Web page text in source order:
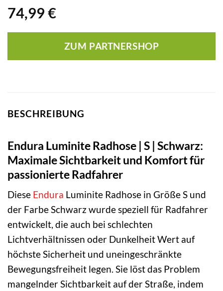
74,99 €
ZUM PARTNERSHOP
BESCHREIBUNG
Endura Luminite Radhose | S | Schwarz:
Maximale Sichtbarkeit und Komfort für
passionierte Radfahrer
Diese Endura Luminite Radhose in Größe S und
der Farbe Schwarz wurde speziell für Radfahrer
entwickelt, die auch bei schlechten
Lichtverhältnissen oder Dunkelheit Wert auf
höchste Sicherheit und uneingeschränkte
Bewegungsfreiheit legen. Sie löst das Problem
mangelnder Sichtbarkeit auf der Straße, indem